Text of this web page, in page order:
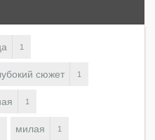
1
сюжет 1
1
милая 1